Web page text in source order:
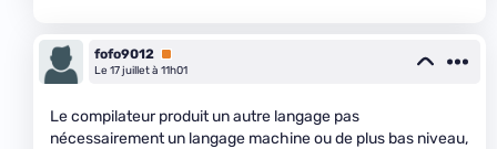
fofo9012 Premium
Le 17 juillet à 11h01
Le compilateur produit un autre langage pas
nécessairement un langage machine ou de plus bas niveau,